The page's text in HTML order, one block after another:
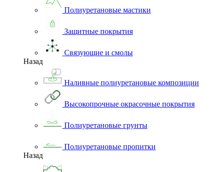
Полиуретановые мастики
Защитные покрытия
Связующие и смолы
Назад
Наливные полиуретановые композиции
Высокопрочные окрасочные покрытия
Полиуретановые грунты
Полиуретановые пропитки
Назад